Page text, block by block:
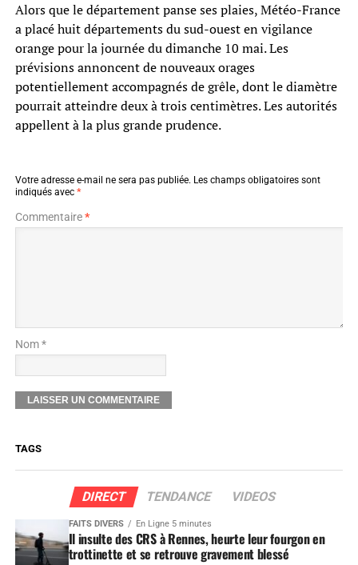
Alors que le département panse ses plaies, Météo-France
a placé huit départements du sud-ouest en vigilance
orange pour la journée du dimanche 10 mai. Les
prévisions annoncent de nouveaux orages
potentiellement accompagnés de grêle, dont le diamètre
pourrait atteindre deux à trois centimètres. Les autorités
appellent à la plus grande prudence.
Votre adresse e-mail ne sera pas publiée. Les champs obligatoires sont
indiqués avec *
Commentaire*
Nom *
TAGS
DIRECT TENDANCE VIDEOS
FAITS DIVERS En Ligne 5 minutes
Il insulte des CRS à Rennes, heurte leur fourgon en
trottinette et se retrouve gravement blessé